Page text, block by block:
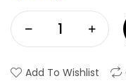
Add To Wishlist